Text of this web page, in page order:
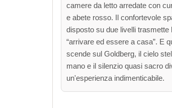
camere da letto arredate con
e abete rosso. Il confortevole
disposto su due livelli trasmette
“arrivare ed essere a casa”. E
scende sul Goldberg, il cielo
mano e il silenzio quasi sacro
un'esperienza indimenticabile.